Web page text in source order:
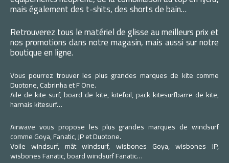
mais également des t-shits, des shorts de bain…
Retrouverez tous le matériel de glisse au meilleurs prix et
nos promotions dans notre magasin, mais aussi sur notre
boutique en ligne.
Vous pourrez trouver les plus grandes marques de kite comme
Duotone, Cabrinha et F One.
Aile de kite surf, board de kite, kitefoil, pack kitesurfbarre de kite,
harnais kitesurf…
Airwave vous propose les plus grandes marques de windsurf
comme Goya, Fanatic, JP et Duotone.
Voile windsurf, mât windsurf, wisbones Goya, wisbones JP,
wisbones Fanatic, board windsurf Fanatic…